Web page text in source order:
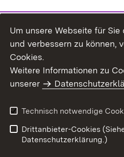
Benutzungshinweise
Um unsere Webseite für
und verbessern zu können,
Cookies.
Weitere Informationen zu
unserer
Technisch notwendige
Drittanbieter-Cookies
Datenschutzerklärung.)